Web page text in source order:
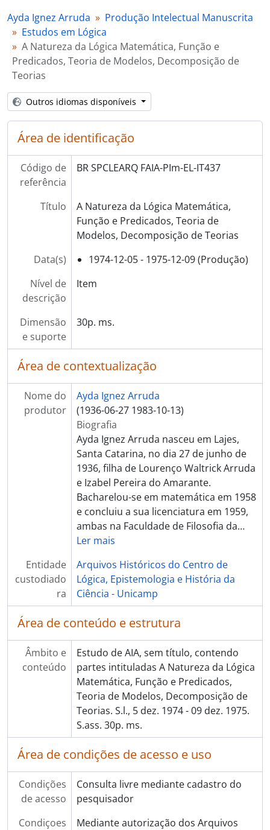
[Série] PItm - Produção Intelectual de Terceiros Manuscrita
[Série] Impr - Impressos
[Série] CV - Curriculum Vitae de Terceiros
[Série] H - Hemeroteca
[Série] F - Fotografias
Ayda Ignez Arruda
Produção Intelectual Manuscrita
Estudos em Lógica
A Natureza da Lógica Matemática, Função e
Predicados, Teoria de Modelos, Decomposição de
Teorias
Outros idiomas disponíveis
Área de identificação
Código de
referência
BR SPCLEARQ FAIA-PIm-EL-IT437
Título
A Natureza da Lógica Matemática,
Função e Predicados, Teoria de
Modelos, Decomposição de Teorias
Data(s)
1974-12-05 - 1975-12-09 (Produção)
Nível de
descrição
Item
Dimensão
e suporte
30p. ms.
Área de contextualização
Nome do
produtor
Ayda Ignez Arruda
(1936-06-27 1983-10-13)
Biografia
Ayda Ignez Arruda nasceu em Lajes,
Santa Catarina, no dia 27 de junho de
1936, filha de Lourenço Waltrick Arruda
e Izabel Pereira do Amarante.
Bacharelou-se em matemática em 1958
e concluiu a sua licenciatura em 1959,
ambas na Faculdade de Filosofia da…
Ler mais
Entidade
custodiado
ra
Arquivos Históricos do Centro de
Lógica, Epistemologia e História da
Ciência - Unicamp
Área de conteúdo e estrutura
Âmbito e
conteúdo
Estudo de AIA, sem título, contendo
partes intituladas A Natureza da Lógica
Matemática, Função e Predicados,
Teoria de Modelos, Decomposição de
Teorias. S.l., 5 dez. 1974 - 09 dez. 1975.
S.ass. 30p. ms.
Área de condições de acesso e uso
Condições
de acesso
Consulta livre mediante cadastro do
pesquisador
Condiçoes
Mediante autorização dos Arquivos